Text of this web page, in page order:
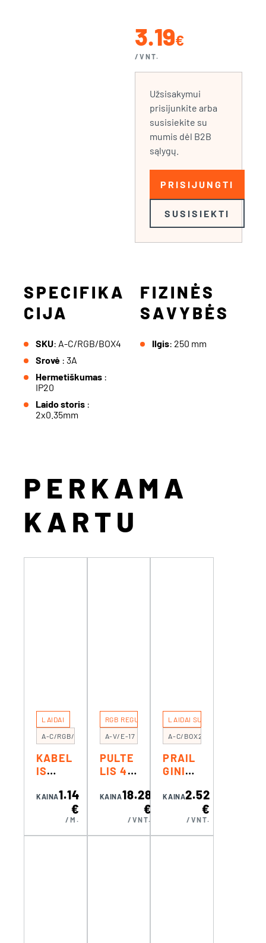
3.19€
/VNT.
Užsisakymui
prisijunkite arba
susisiekite su
mumis dėl B2B
sąlygų.
PRISIJUNGTI
SUSISIEKTI
SPECIFIKA
CIJA
SKU: A-C/RGB/BOX4
Srovė : 3A
Hermetiškumas :
IP20
Laido storis :
2x0.35mm
FIZINĖS
SAVYBĖS
Ilgis: 250 mm
PERKAMA
KARTU
LAIDAI
A-C/RGB/10
KABEL
IS
MUI
4×0.3M
M² RGB
KAINA1.14
€
/M.
RGB REGULIAVIMUI
A-V/E-17
PULTE
LIS 4
S RGB
KAINA18.28
€
/VNT.
LAIDAI SU JUNGTIMIS
A-C/BOX2X2J
PRAIL
GINIMA
JUNGI
AKIMS
KAINA2.52
€
/VNT.